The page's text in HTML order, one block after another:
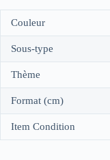
Couleur
Sous-type
Thème
Format (cm)
Item Condition